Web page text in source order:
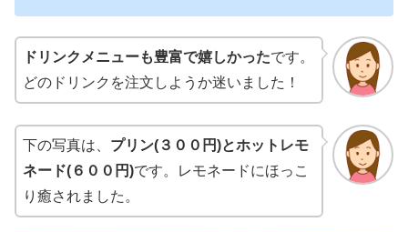
ドリンクメニューも豊富で嬉しかったです。
どのドリンクを注文しようか迷いました！
下の写真は、 プリン(３００円)とホットレモ
ネード(６００円)です。レモネードにほっこ
り癒されました。